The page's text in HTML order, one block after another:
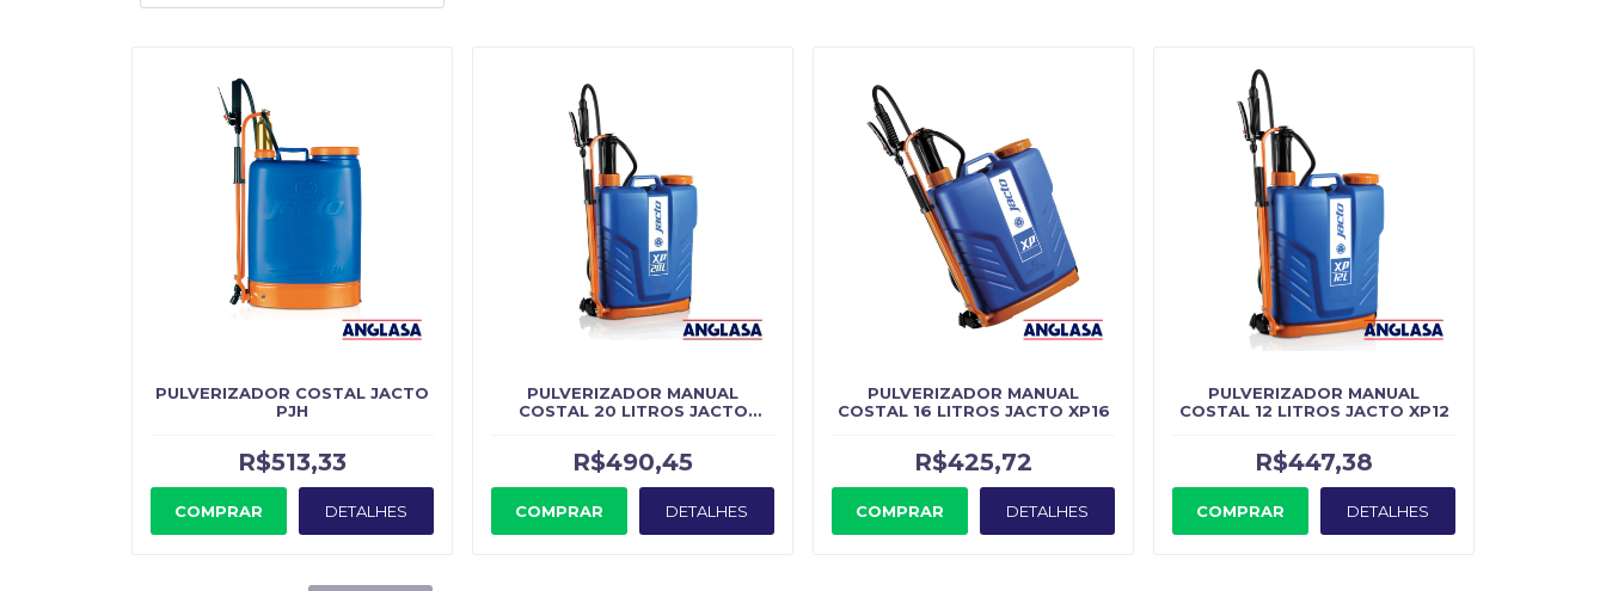
PULVERIZADOR COSTAL JACTO
PJH
R$513,33
COMPRAR DETALHES
PULVERIZADOR MANUAL
COSTAL 20 LITROS JACTO
R$490,45
COMPRAR DETALHES
PULVERIZADOR MANUAL
COSTAL 16 LITROS JACTO XP16
R$425,72
COMPRAR DETALHES
PULVERIZADOR MANUAL
COSTAL 12 LITROS JACTO XP12
R$447,38
COMPRAR DETALHES